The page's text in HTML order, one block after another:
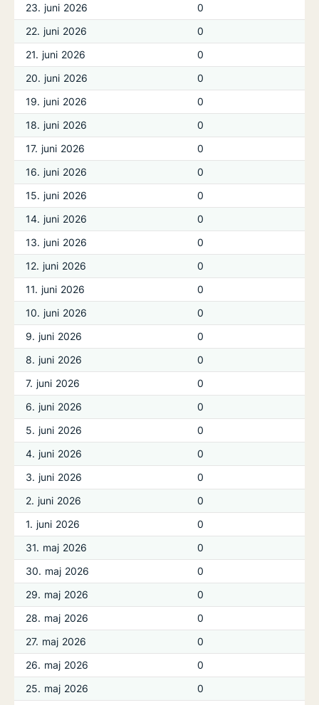
23. juni 2026
0
22. juni 2026
0
21. juni 2026
0
20. juni 2026
0
19. juni 2026
0
18. juni 2026
0
17. juni 2026
0
16. juni 2026
0
15. juni 2026
0
14. juni 2026
0
13. juni 2026
0
12. juni 2026
0
11. juni 2026
0
10. juni 2026
0
9. juni 2026
0
8. juni 2026
0
7. juni 2026
0
6. juni 2026
0
5. juni 2026
0
4. juni 2026
0
3. juni 2026
0
2. juni 2026
0
1. juni 2026
0
31. maj 2026
0
30. maj 2026
0
29. maj 2026
0
28. maj 2026
0
27. maj 2026
0
26. maj 2026
0
25. maj 2026
0